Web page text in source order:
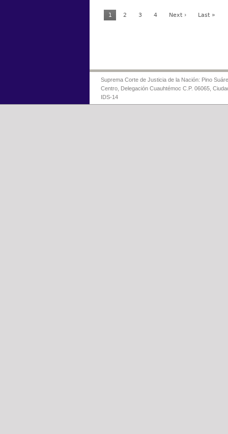
1 2 3 4 Next › Last »
Suprema Corte de Justicia de la Nación: Pino
Centro, Delegación Cuauhtémoc C.P. 06065,
IDS-14